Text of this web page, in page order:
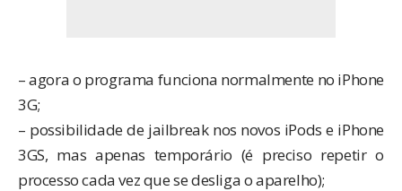
– agora o programa funciona normalmente no iPhone
3G;
– possibilidade de jailbreak nos novos iPods e iPhone
3GS, mas apenas temporário (é preciso repetir o
processo cada vez que se desliga o aparelho);